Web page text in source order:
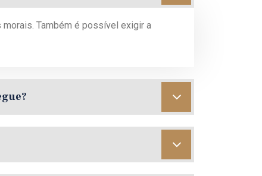
Também é possível exigir a